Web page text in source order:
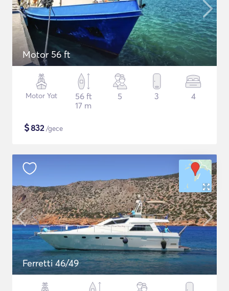
Motor 56 ft
Motor Yat
56 ft
17 m
5 3 4
$832/gece
Ferretti 46/49